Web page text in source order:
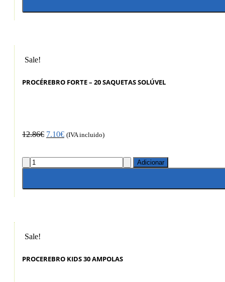
Sale!
PROCÉREBRO FORTE – 20 SAQUETAS SOLÚVEL
12.86€ 7.10€ (IVA incluido)
Adicionar
Sale!
PROCEREBRO KIDS 30 AMPOLAS